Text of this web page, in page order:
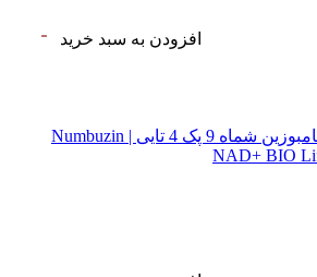
افزودن به سبد خرید
ماسک صورت لیفتینگ نامبوزین شماه 9 پک 4 تایی | Numbuzin
NAD+ BIO